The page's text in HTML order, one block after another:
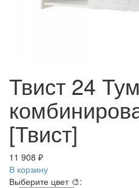
Твист 24
[Твист]
11 908 ₽
В корзину
Выберите цвет 🎨: